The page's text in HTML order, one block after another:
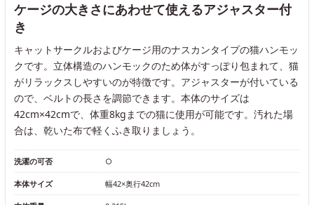
ケージの大きさにあわせて使えるアジャスター付
き
キャットサークルおよびケージ用のナスカンタイプの猫ハンモッ
クです。立体構造のハンモックのため体がすっぽり包まれて、猫
がリラックスしやすいのが特徴です。アジャスターが付いている
ので、ベルトの長さを調節できます。本体のサイズは
42cm×42cmで、体重8kgまでの猫に使用が可能です。汚れた場
合は、乾いた布で軽くふき取りましょう。
洗濯の可否 ○
本体サイズ 幅42×奥行42cm